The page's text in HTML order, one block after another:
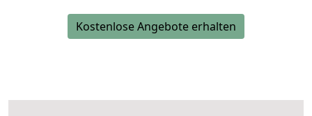
Kostenlose Angebote erhalten